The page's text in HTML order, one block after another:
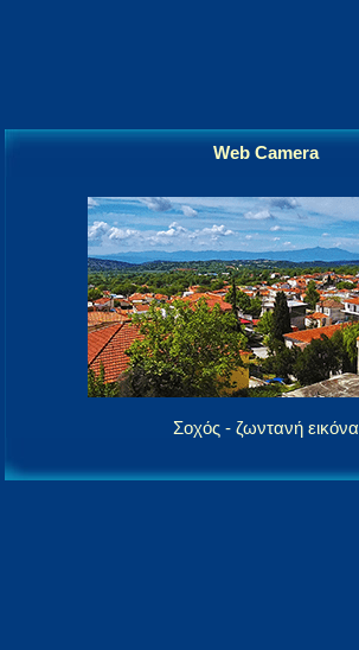
Web Camera
Σοχός - ζωντανή εικόνα